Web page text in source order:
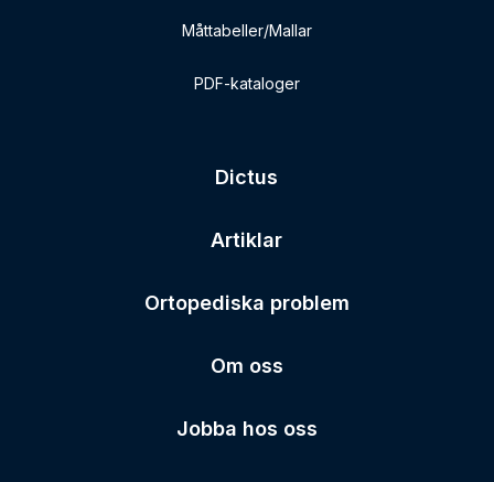
Måttabeller/Mallar
PDF-kataloger
Dictus
Artiklar
Ortopediska problem
Om oss
Jobba hos oss